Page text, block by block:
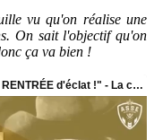
vu qu'on réalise une
On sait l'objectif qu'on
ça va bien !